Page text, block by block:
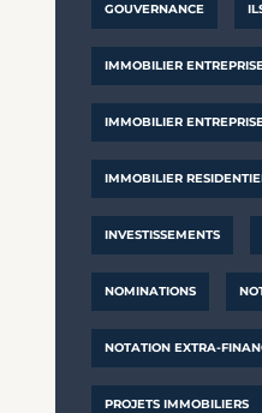
GOUVERNANCE
IMMOBILIER
IMMOBILIER
IMMOBILIER
INVESTISSEMENTS
NOMINATIONS
NOTATION EXTRA-
PROJETS IMMOBILIERS